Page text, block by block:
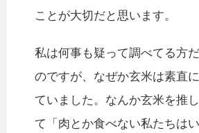
ことが大切だと思います。
私は何事も疑って調べてる方
のですが、なぜか玄米は素直
ていました。なんか玄米を推
て「肉とか食べない私たちは